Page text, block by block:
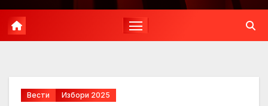
Вести Избори 2025